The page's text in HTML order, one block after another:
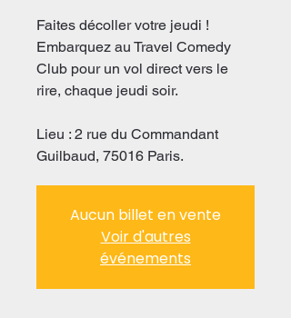
Faites décoller votre jeudi !
Embarquez au Travel Comedy
Club pour un vol direct vers le
rire, chaque jeudi soir.
Lieu : 2 rue du Commandant
Guilbaud, 75016 Paris.
Aucun billet en vente
Voir d'autres
événements